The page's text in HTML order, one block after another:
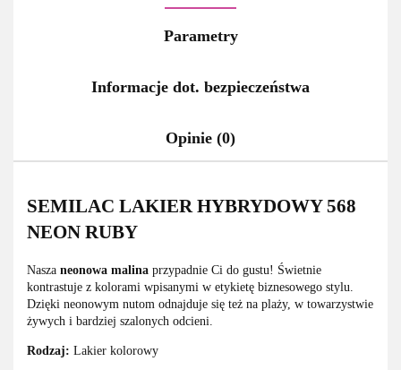
Parametry
Informacje dot. bezpieczeństwa
Opinie (0)
SEMILAC LAKIER HYBRYDOWY 568
NEON RUBY
Nasza neonowa malina przypadnie Ci do gustu! Świetnie
kontrastuje z kolorami wpisanymi w etykietę biznesowego stylu.
Dzięki neonowym nutom odnajduje się też na plaży, w towarzystwie
żywych i bardziej szalonych odcieni.
Rodzaj: Lakier kolorowy